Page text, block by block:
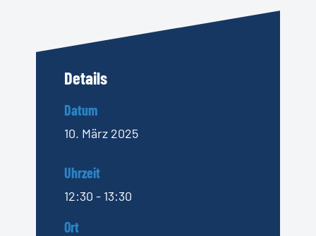
Details
Datum
10. März 2025
Uhrzeit
12:30 - 13:30
Ort